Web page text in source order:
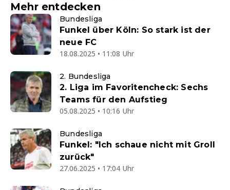
Mehr entdecken
Bundesliga
Funkel über Köln: So stark ist der
neue FC
18.08.2025 • 11:08 Uhr
2. Bundesliga
2. Liga im Favoritencheck: Sechs
Teams für den Aufstieg
05.08.2025 • 10:16 Uhr
Bundesliga
Funkel: "Ich schaue nicht mit Groll
zurück"
27.06.2025 • 17:04 Uhr